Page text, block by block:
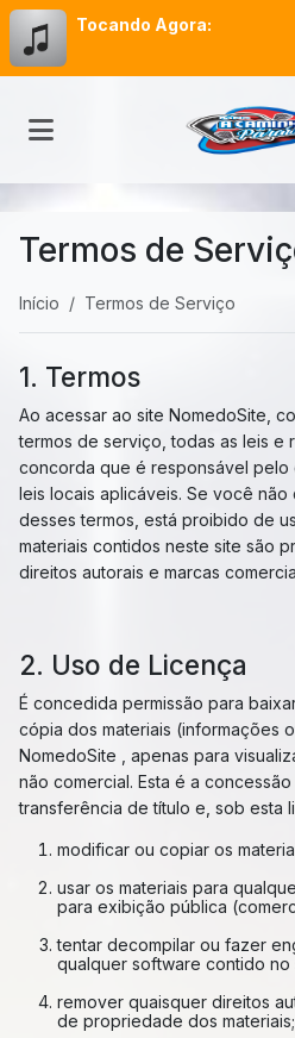
Tocando Agora:
Termos de
Início Termos de Serviço
1. Termos
Ao acessar ao site NomedoSite,
termos de serviço, todas as leis e
concorda que é responsável pelo
leis locais aplicáveis. Se você não
desses termos, está proibido de
materiais contidos neste site são
direitos autorais e marcas
2. Uso de Licença
É concedida permissão para
cópia dos materiais (informações
NomedoSite , apenas para
não comercial. Esta é a
transferência de título e, sob esta
modificar ou copiar os
usar os materiais para
para exibição pública
tentar decompilar ou fazer
qualquer software contido no
remover quaisquer direitos
de propriedade dos